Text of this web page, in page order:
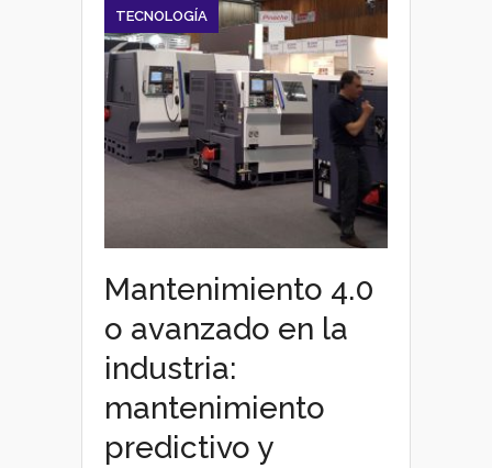
TECNOLOGÍA
Mantenimiento 4.0
o avanzado en la
industria:
mantenimiento
predictivo y